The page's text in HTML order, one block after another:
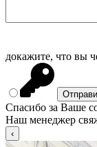
докажите, что вы
Спасибо за Ваше
Наш менеджер